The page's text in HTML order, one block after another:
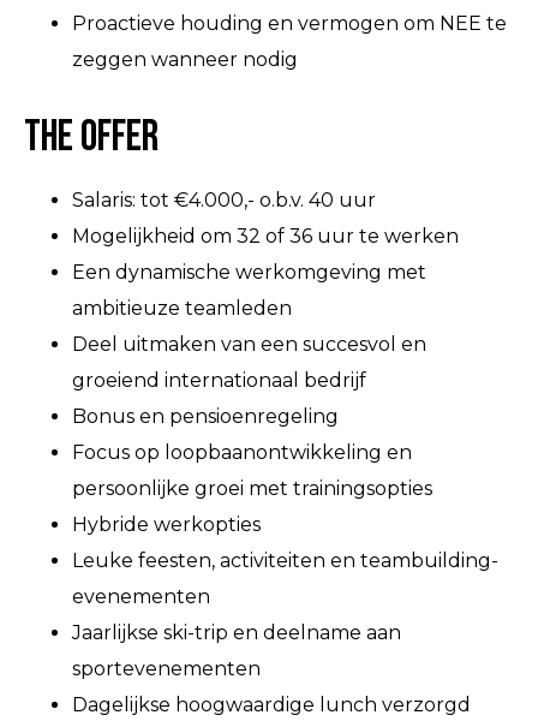
Proactieve houding en vermogen om NEE te
zeggen wanneer nodig
The Offer
Salaris: tot €4.000,- o.b.v. 40 uur
Mogelijkheid om 32 of 36 uur te werken
Een dynamische werkomgeving met
ambitieuze teamleden
Deel uitmaken van een succesvol en
groeiend internationaal bedrijf
Bonus en pensioenregeling
Focus op loopbaanontwikkeling en
persoonlijke groei met trainingsopties
Hybride werkopties
Leuke feesten, activiteiten en teambuilding-
evenementen
Jaarlijkse ski-trip en deelname aan
sportevenementen
Dagelijkse hoogwaardige lunch verzorgd